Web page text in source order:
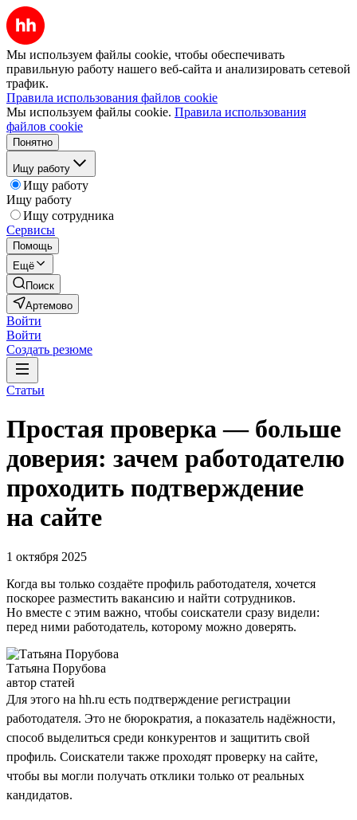
Мы используем файлы cookie, чтобы обеспечивать
правильную работу нашего веб-сайта и анализировать сетевой
трафик.
Правила использования файлов cookie
Мы используем файлы cookie. Правила использования
файлов cookie
Понятно
Ищу работу
Ищу работу
Ищу работу
Ищу сотрудника
Сервисы
Помощь
Ещё
Поиск
Артемово
Войти
Войти
Создать резюме
Статьи
Простая проверка — больше
доверия: зачем работодателю
проходить подтверждение
на сайте
1 октября 2025
Когда вы только создаёте профиль работодателя, хочется
поскорее разместить вакансию и найти сотрудников.
Но вместе с этим важно, чтобы соискатели сразу видели:
перед ними работодатель, которому можно доверять.
Татьяна Порубова
автор статей
Для этого на hh.ru есть подтверждение регистрации
работодателя. Это не бюрократия, а показатель надёжности,
способ выделиться среди конкурентов и защитить свой
профиль. Соискатели также проходят проверку на сайте,
чтобы вы могли получать отклики только от реальных
кандидатов.